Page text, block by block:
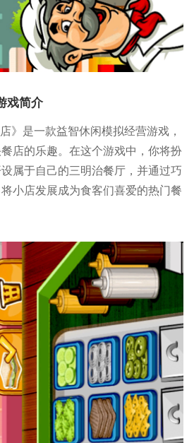
戏简介
》是一款益智休闲模拟经营游戏，
店的乐趣。在这个游戏中，你将扮
属于自己的三明治餐厅，并通过巧
小店发展成为食客们喜爱的热门餐